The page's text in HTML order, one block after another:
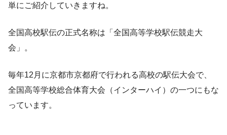
単にご紹介していきますね。
全国高校駅伝の正式名称は「全国高等学校駅伝競走大
会」。
毎年12月に京都市京都府で行われる高校の駅伝大会で、
全国高等学校総合体育大会（インターハイ）の一つにもな
っています。